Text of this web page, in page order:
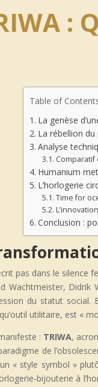
:
Table of
La genèse
La rébellion du
Analyse
Comparatif
Humanium
L’horlogerie
Time for
Conclusion :
pas dans le
Wachtmeister,
du statut
utilitaire, est «
: TRIWA,
de
« style symbol »
bijouterie à